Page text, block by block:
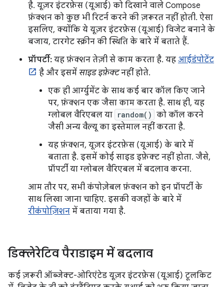
है. यूज़र इंटरफ़ेस (यूआई) को दिखाने वाले Compose
फ़ंक्शन को कुछ भी रिटर्न करने की ज़रूरत नहीं होती. ऐसा
इसलिए, क्योंकि ये यूज़र इंटरफ़ेस (यूआई) विजेट बनाने के
बजाय, टारगेट स्क्रीन की स्थिति के बारे में बताते हैं.
प्रॉपर्टी: यह फ़ंक्शन तेज़ी से काम करता है. यह आईडंपोटेंट
है और इसमें साइड इफ़ेक्टनहीं होते.
एक ही आर्ग्युमेंट के साथ कई बार कॉल किए जाने
पर, फ़ंक्शन एक जैसा काम करता है. साथ ही, यह
ग्लोबल वैरिएबल या random() को कॉल करने
जैसी अन्य वैल्यू का इस्तेमाल नहीं करता है.
यह फ़ंक्शन, यूज़र इंटरफ़ेस (यूआई) के बारे में
बताता है. इसमें कोई साइड इफ़ेक्ट नहीं होता. जैसे,
प्रॉपर्टी या ग्लोबल वैरिएबल में बदलाव करना.
आम तौर पर, सभी कंपोज़ेबल फ़ंक्शन को इन प्रॉपर्टी के
साथ लिखा जाना चाहिए. इसकी वजहों के बारे में
रीकंपोज़िशन में बताया गया है.
डिक्लेरेटिव पैराडाइम में बदलाव
कई ज़रूरी ऑब्जेक्ट-ओरिएंटेड यूज़र इंटरफ़ेस (यूआई) टूलकिट